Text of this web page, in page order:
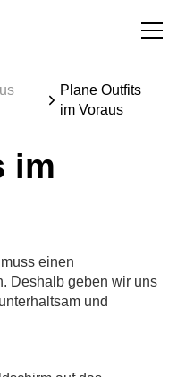
Plane Outfits
im Voraus
im
einen
Deshalb geben wir uns
und